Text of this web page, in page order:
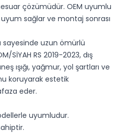
çözümüdür. OEM uyumlu
sağlar ve montaj sonrası
sayesinde uzun ömürlü
SİYAH RS 2019-2023, dış
ışığı, yağmur, yol şartları ve
koruyarak estetik
eder.
uyumludur.